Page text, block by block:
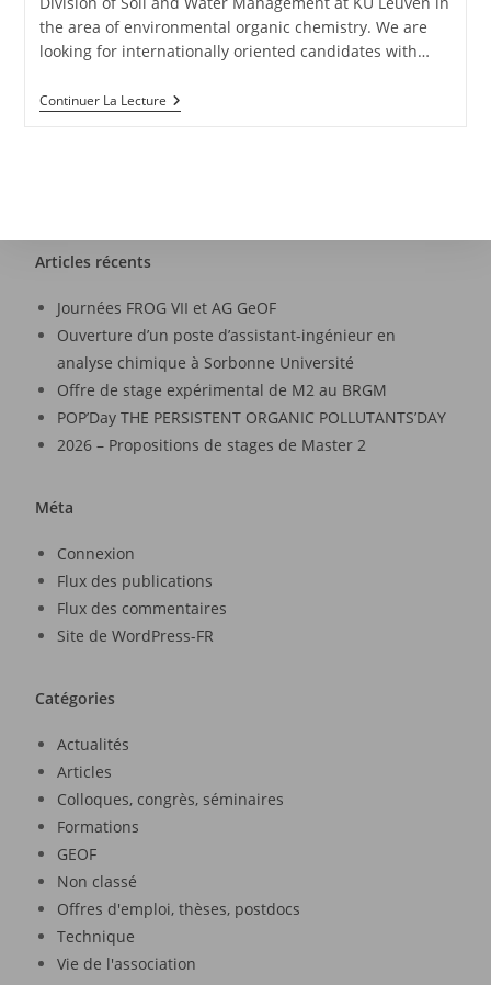
the area of environmental organic chemistry. We are
looking for internationally oriented candidates with…
Continuer La Lecture
Articles récents
Journées FROG VII et AG GeOF
Ouverture d’un poste d’assistant-ingénieur en
analyse chimique à Sorbonne Université
Offre de stage expérimental de M2 au BRGM
POP’Day THE PERSISTENT ORGANIC POLLUTANTS’DAY
2026 – Propositions de stages de Master 2
Méta
Connexion
Flux des publications
Flux des commentaires
Site de WordPress-FR
Catégories
Actualités
Articles
Colloques, congrès, séminaires
Formations
GEOF
Non classé
Offres d'emploi, thèses, postdocs
Technique
Vie de l'association